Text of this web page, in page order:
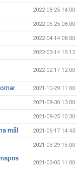
2022-08-25 14:00
2022-05-25 08:00
2022-04-14 08:00
2022-03-14 15:12
2022-02-17 12:00
2021-10-29 11:00
2021-08-30 13:00
2021-08-25 10:30
mål 2021-06-17 14:43
2021-03-29 15:00
2021-03-05 11:00